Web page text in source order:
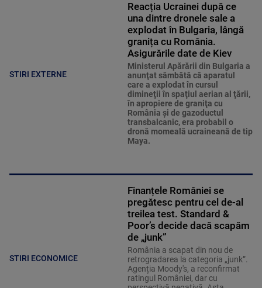
STIRI EXTERNE
Reacția Ucrainei după ce
una dintre dronele sale a
explodat în Bulgaria, lângă
granița cu România.
Asigurările date de Kiev
Ministerul Apărării din Bulgaria a
anunţat sâmbătă că aparatul
care a explodat în cursul
dimineţii în spaţiul aerian al ţării,
în apropiere de graniţa cu
România şi de gazoductul
transbalcanic, era probabil o
dronă momeală ucraineană de tip
Maya.
STIRI ECONOMICE
Finanțele României se
pregătesc pentru cel de-al
treilea test. Standard &
Poor’s decide dacă scapăm
de „junk”
România a scapat din nou de
retrogradarea la categoria „junk”.
Agenția Moody's, a reconfirmat
ratingul României, dar cu